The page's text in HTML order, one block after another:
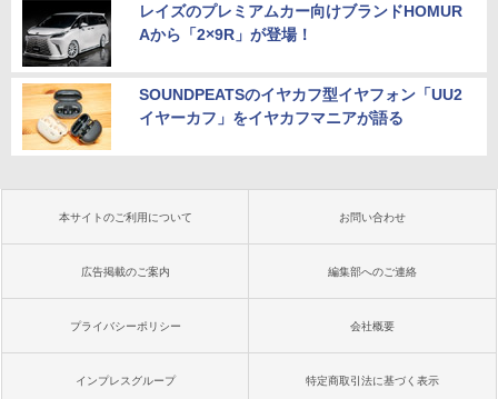
レイズのプレミアムカー向けブランドHOMUR
Aから「2×9R」が登場！
SOUNDPEATSのイヤカフ型イヤフォン「UU2
イヤーカフ」をイヤカフマニアが語る
本サイトのご利用について お問い合わせ
広告掲載のご案内 編集部へのご連絡
プライバシーポリシー 会社概要
インプレスグループ 特定商取引法に基づく表示